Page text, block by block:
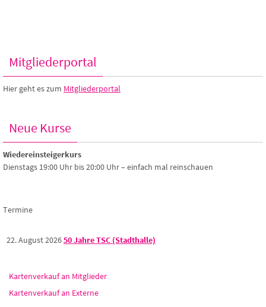
Mitgliederportal
Hier geht es zum Mitgliederportal
Neue Kurse
Wiedereinsteigerkurs
Dienstags 19:00 Uhr bis 20:00 Uhr – einfach mal reinschauen
Termine
22. August 202650 Jahre TSC (Stadthalle)
Kartenverkauf an Mitglieder
Kartenverkauf an Externe